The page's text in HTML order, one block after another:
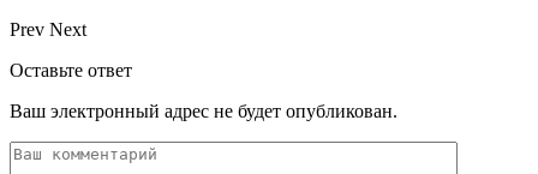
Prev Next
Оставьте ответ
Ваш электронный адрес не будет опубликован.